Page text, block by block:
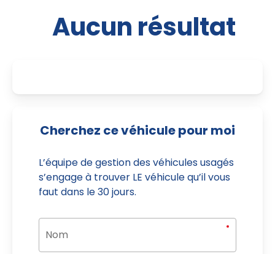
Aucun résultat
Cherchez ce véhicule pour moi
L’équipe de gestion des véhicules usagés
s’engage à trouver LE véhicule qu’il vous
faut dans le 30 jours.